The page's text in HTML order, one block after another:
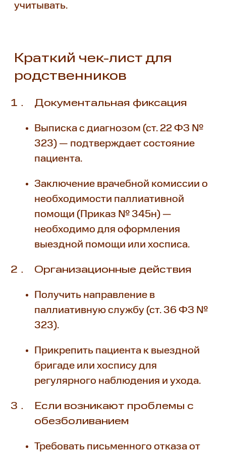
учитывать.
Краткий чек-лист для
родственников
Документальная фиксация
Выписка с диагнозом (ст. 22 ФЗ №
323) — подтверждает состояние
пациента.
Заключение врачебной комиссии о
необходимости паллиативной
помощи (Приказ № 345н) —
необходимо для оформления
выездной помощи или хосписа.
Организационные действия
Получить направление в
паллиативную службу (ст. 36 ФЗ №
323).
Прикрепить пациента к выездной
бригаде или хоспису для
регулярного наблюдения и ухода.
Если возникают проблемы с
обезболиванием
Требовать письменного отказа от